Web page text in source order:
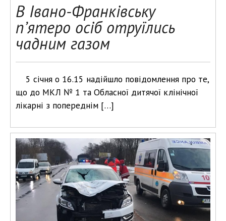
В Івано-Франківську
п’ятеро осіб отруїлись
чадним газом
5 січня о 16.15 надійшло повідомлення про те,
що до МКЛ № 1 та Обласної дитячої клінічної
лікарні з попереднім […]